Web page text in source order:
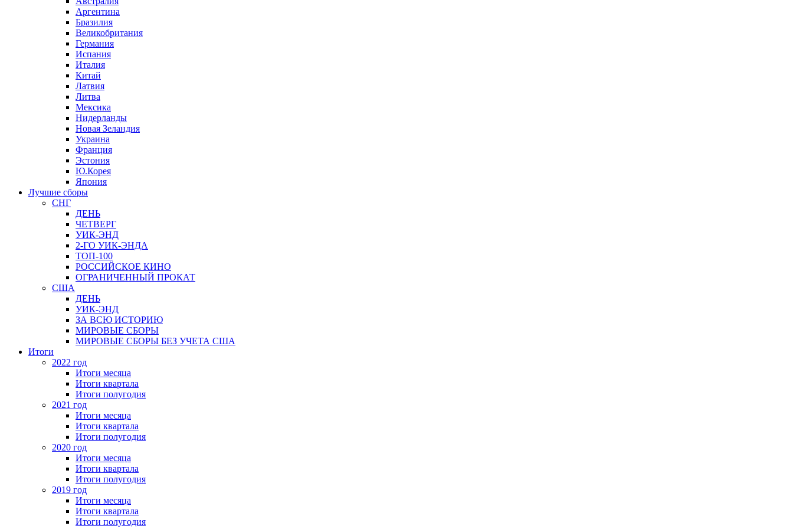
Аргентина
Бразилия
Великобритания
Германия
Испания
Италия
Китай
Латвия
Литва
Мексика
Нидерланды
Новая Зеландия
Украина
Франция
Эстония
Ю.Корея
Япония
Лучшие сборы
СНГ
ДЕНЬ
ЧЕТВЕРГ
УИК-ЭНД
2-ГО УИК-ЭНДА
ТОП-100
РОССИЙСКОЕ КИНО
ОГРАНИЧЕННЫЙ ПРОКАТ
США
ДЕНЬ
УИК-ЭНД
ЗА ВСЮ ИСТОРИЮ
МИРОВЫЕ СБОРЫ
МИРОВЫЕ СБОРЫ БЕЗ УЧЕТА США
Итоги
2022 год
Итоги месяца
Итоги квартала
Итоги полугодия
2021 год
Итоги месяца
Итоги квартала
Итоги полугодия
2020 год
Итоги месяца
Итоги квартала
Итоги полугодия
2019 год
Итоги месяца
Итоги квартала
Итоги полугодия